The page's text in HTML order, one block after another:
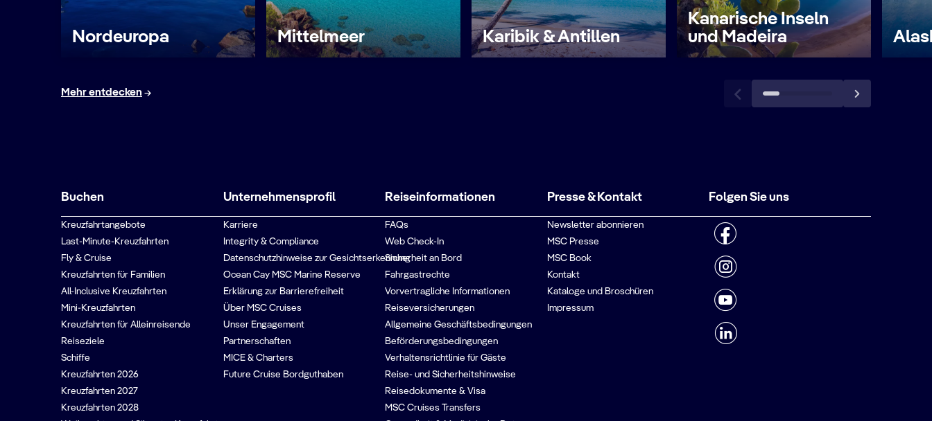
Nordeuropa Mittelmeer Karibik & Antillen
Kanarische Inseln
und Madeira
Mehr entdecken
Buchen
Kreuzfahrtangebote
Last-Minute-Kreuzfahrten
Fly & Cruise
Kreuzfahrten für Familien
All-Inclusive Kreuzfahrten
Mini-Kreuzfahrten
Kreuzfahrten für Alleinreisende
Reiseziele
Schiffe
Kreuzfahrten 2026
Kreuzfahrten 2027
Kreuzfahrten 2028
Unternehmensprofil
Karriere
Integrity & Compliance
Datenschutzhinweise zur Gesichtserkennung
Ocean Cay MSC Marine Reserve
Erklärung zur Barrierefreiheit
Über MSC Cruises
Unser Engagement
Partnerschaften
MICE & Charters
Future Cruise Bordguthaben
Reiseinformationen
FAQs
Web Check-In
Sicherheit an Bord
Fahrgastrechte
Vorvertragliche Informationen
Reiseversicherungen
Allgemeine Geschäftsbedingungen
Beförderungsbedingungen
Verhaltensrichtlinie für Gäste
Reise- und Sicherheitshinweise
Reisedokumente & Visa
MSC Cruises Transfers
Presse & Kontakt
Newsletter abonnieren
MSC Presse
MSC Book
Kontakt
Kataloge und Broschüren
Impressum
Folgen Sie uns